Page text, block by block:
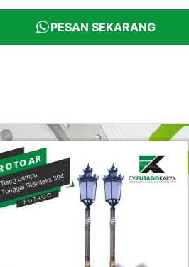
PESAN SEKARANG